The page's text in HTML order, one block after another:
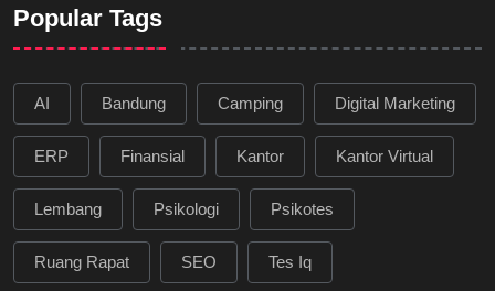
Popular Tags
AI Bandung Camping Digital Marketing
ERP Finansial Kantor Kantor Virtual
Lembang Psikologi Psikotes
Ruang Rapat SEO Tes Iq